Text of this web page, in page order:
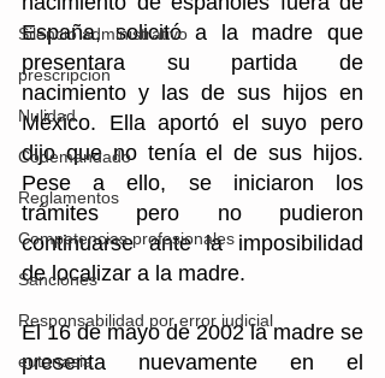
Silencio administrativo
prescripcion
Nulidad
Codemandado
Reglamentos
Competencias profesionales
Sanciones
Responsabilidad por error judicial
eutanasia
España, solicitó a la madre que
presentara su partida de
nacimiento y las de sus hijos en
México. Ella aportó el suyo pero
dijo que no tenía el de sus hijos.
Pese a ello, se iniciaron los
trámites pero no pudieron
continuarse ante la imposibilidad
de localizar a la madre.
El 16 de mayo de 2002 la madre se
presenta nuevamente en el